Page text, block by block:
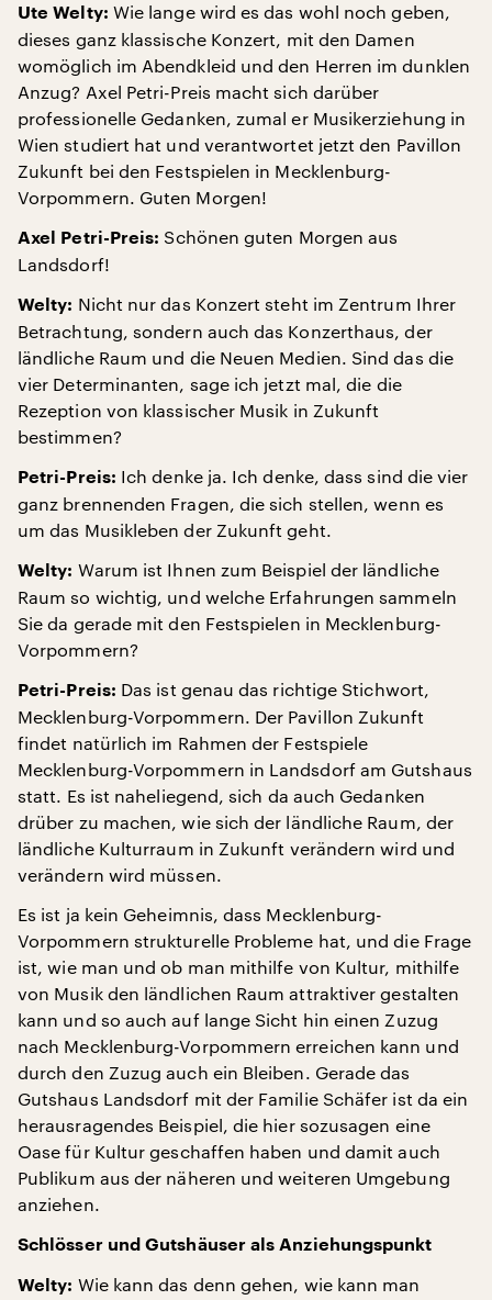
Ute Welty: Wie lange wird es das wohl noch geben,
dieses ganz klassische Konzert, mit den Damen
womöglich im Abendkleid und den Herren im dunklen
Anzug? Axel Petri-Preis macht sich darüber
professionelle Gedanken, zumal er Musikerziehung in
Wien studiert hat und verantwortet jetzt den Pavillon
Zukunft bei den Festspielen in Mecklenburg-
Vorpommern. Guten Morgen!
Axel Petri-Preis: Schönen guten Morgen aus
Landsdorf!
Welty: Nicht nur das Konzert steht im Zentrum Ihrer
Betrachtung, sondern auch das Konzerthaus, der
ländliche Raum und die Neuen Medien. Sind das die
vier Determinanten, sage ich jetzt mal, die die
Rezeption von klassischer Musik in Zukunft
bestimmen?
Petri-Preis: Ich denke ja. Ich denke, dass sind die vier
ganz brennenden Fragen, die sich stellen, wenn es
um das Musikleben der Zukunft geht.
Welty: Warum ist Ihnen zum Beispiel der ländliche
Raum so wichtig, und welche Erfahrungen sammeln
Sie da gerade mit den Festspielen in Mecklenburg-
Vorpommern?
Petri-Preis: Das ist genau das richtige Stichwort,
Mecklenburg-Vorpommern. Der Pavillon Zukunft
findet natürlich im Rahmen der Festspiele
Mecklenburg-Vorpommern in Landsdorf am Gutshaus
statt. Es ist naheliegend, sich da auch Gedanken
drüber zu machen, wie sich der ländliche Raum, der
ländliche Kulturraum in Zukunft verändern wird und
verändern wird müssen.
Es ist ja kein Geheimnis, dass Mecklenburg-
Vorpommern strukturelle Probleme hat, und die Frage
ist, wie man und ob man mithilfe von Kultur, mithilfe
von Musik den ländlichen Raum attraktiver gestalten
kann und so auch auf lange Sicht hin einen Zuzug
nach Mecklenburg-Vorpommern erreichen kann und
durch den Zuzug auch ein Bleiben. Gerade das
Gutshaus Landsdorf mit der Familie Schäfer ist da ein
herausragendes Beispiel, die hier sozusagen eine
Oase für Kultur geschaffen haben und damit auch
Publikum aus der näheren und weiteren Umgebung
anziehen.
Schlösser und Gutshäuser als Anziehungspunkt
Welty: Wie kann das denn gehen, wie kann man